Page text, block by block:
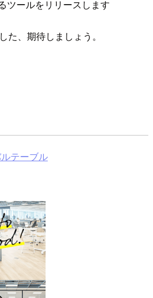
ツールをリリースします
た、期待しましょう。
テーブル